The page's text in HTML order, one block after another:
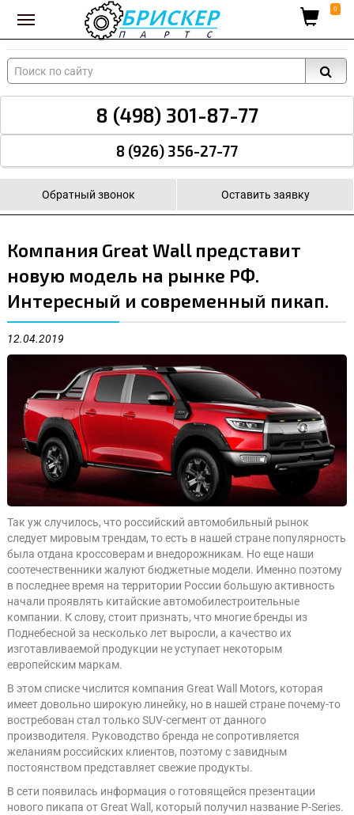
Вход для поставщиков 0
8 (498) 301-87-77
8 (926) 356-27-77
Обратный звонок Оставить заявку
Компания Great Wall представит
новую модель на рынке РФ.
Интересный и современный пикап.
12.04.2019
Так уж случилось, что российский автомобильный рынок
следует мировым трендам, то есть в нашей стране популярность
была отдана кроссоверам и внедорожникам. Но еще наши
соотечественники жалуют бюджетные модели. Именно поэтому
в последнее время на территории России большую активность
начали проявлять китайские автомобилестроительные
компании. К слову, стоит признать, что многие бренды из
Поднебесной за несколько лет выросли, а качество их
изготавливаемой продукции не уступает некоторым
европейским маркам.
В этом списке числится компания Great Wall Motors, которая
имеет довольно широкую линейку, но в нашей стране почему-то
востребован стал только SUV-сегмент от данного
производителя. Руководство бренда не сопротивляется
желаниям российских клиентов, поэтому с завидным
постоянством представляет свежие продукты.
В сети появилась информация о готовящейся презентации
нового пикапа от Great Wall, который получил название P-Series.